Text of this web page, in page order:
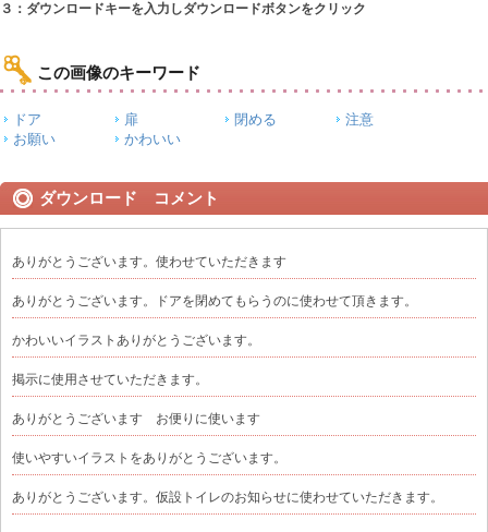
３：ダウンロードキーを入力しダウンロードボタンをクリック
この画像のキーワード
ドア 扉 閉める
注意
お願い
かわいい
ダウンロード コメント
ありがとうございます。使わせていただきます
ありがとうございます。ドアを閉めてもらうのに使わせて頂きます。
かわいいイラストありがとうございます。
掲示に使用させていただきます。
ありがとうございます お便りに使います
使いやすいイラストをありがとうございます。
ありがとうございます。仮設トイレのお知らせに使わせていただきます。